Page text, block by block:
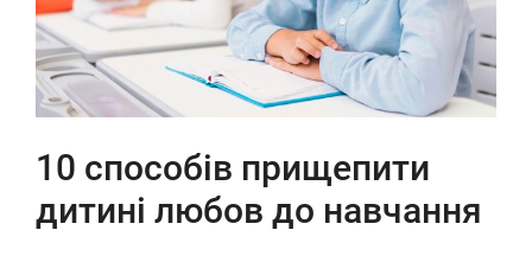
10 способів прищепити
дитині любов до навчання